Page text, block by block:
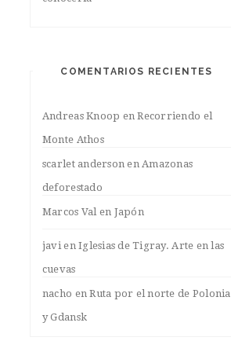
COMENTARIOS RECIENTES
Andreas Knoop enRecorriendo el
Monte Athos
scarlet anderson enAmazonas
deforestado
Marcos Valen Japón
javienIglesias de Tigray. Arte en las
cuevas
nacho enRuta por el norte de Polonia
y Gdansk